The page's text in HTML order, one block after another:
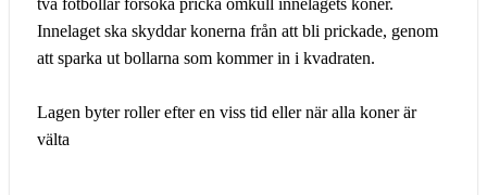
två fotbollar försöka pricka omkull innelagets koner.
Innelaget ska skyddar konerna från att bli prickade, genom
att sparka ut bollarna som kommer in i kvadraten.
Lagen byter roller efter en viss tid eller när alla koner är
välta